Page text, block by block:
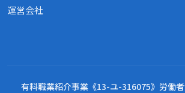
運営会社
有料職業紹介事業《13-ユ-316075》労働